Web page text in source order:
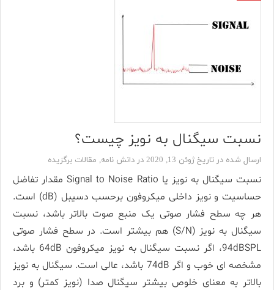
نسبت سیگنال به نویز چیست؟
ارسال شده در تاریخ ژوئن 13, 2020 در دانش نامه, مقالات برگزیده
نسبت سیگنال به نویز یا Signal to Noise Ratio مقدار تفاضل
حساسیت و نویز داخلی میکروفون برحسب دسیبل (dB) است.
هر چه سطح فشار صوتی یک منبع صوت بالاتر باشد، نسبت
سیگنال به نویز (S/N) هم بیشتر است. در سطح فشار صوتی
94dBSPL، اگر نسبت سیگنال به نویز میکروفون 64dB باشد،
مشخصه ای خوب و اگر 74dB باشد، عالی است. سیگنال به نویز
بالاتر به معنای خلوص بیشتر سیگنال صدا (نویز کمتر) و برد